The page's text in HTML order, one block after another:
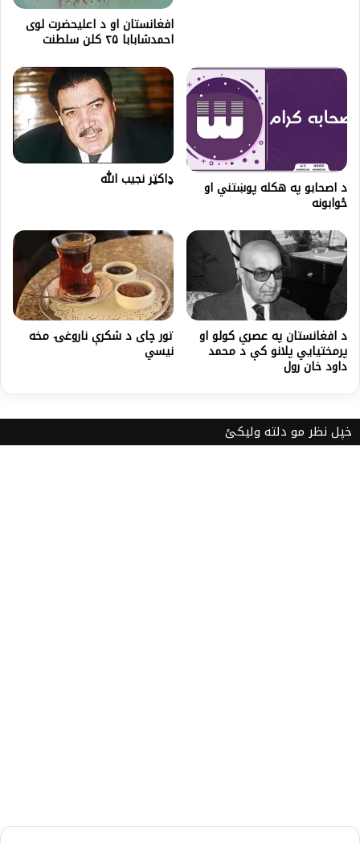
افغانستان او د اعليحضرت لوی
احمدشابابا ۲۵ كلن سلطنت
د اصحابو په هكله پوښتني او
ځوابونه
ډاکټر نجيب الله
د افغانستان په عصري کولو او
پرمختیايي پلانو کې د محمد
داود خان رول
تور چای د شکرې ناروغۍ مخه
نیسي
خپل نظر مو دلته ولیکئ